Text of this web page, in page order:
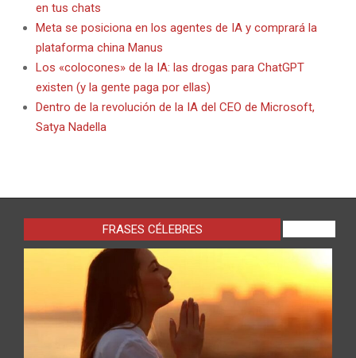
en tus chats
Meta se posiciona en los agentes de IA y comprará la
plataforma china Manus
Los «colocones» de la IA: las drogas para ChatGPT
existen (y la gente paga por ellas)
Dentro de la revolución de la IA del CEO de Microsoft,
Satya Nadella
FRASES CÉLEBRES